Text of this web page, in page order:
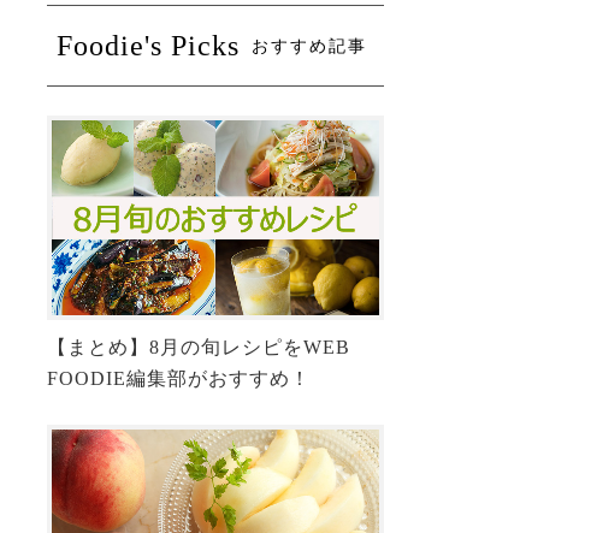
Foodie's Picks おすすめ記事
【まとめ】8月の旬レシピをWEB
FOODIE編集部がおすすめ！